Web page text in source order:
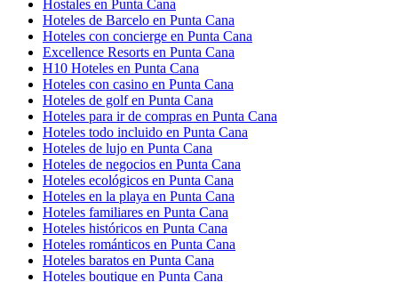
Hostales en Punta Cana
Hoteles de Barcelo en Punta Cana
Hoteles con concierge en Punta Cana
Excellence Resorts en Punta Cana
H10 Hoteles en Punta Cana
Hoteles con casino en Punta Cana
Hoteles de golf en Punta Cana
Hoteles para ir de compras en Punta Cana
Hoteles todo incluido en Punta Cana
Hoteles de lujo en Punta Cana
Hoteles de negocios en Punta Cana
Hoteles ecológicos en Punta Cana
Hoteles en la playa en Punta Cana
Hoteles familiares en Punta Cana
Hoteles históricos en Punta Cana
Hoteles románticos en Punta Cana
Hoteles baratos en Punta Cana
Hoteles boutique en Punta Cana